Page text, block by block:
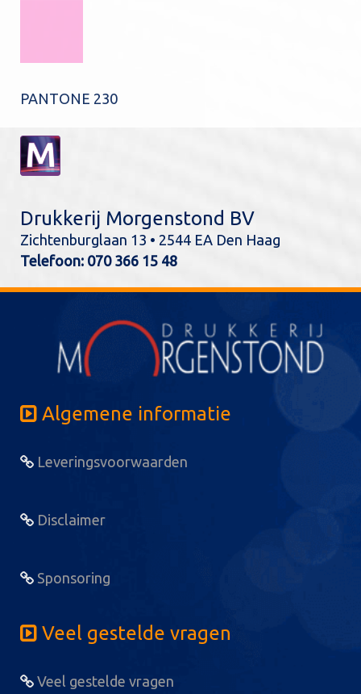
PANTONE 230
Drukkerij Morgenstond BV
Zichtenburglaan 13 • 2544 EA Den Haag
Telefoon: 070 366 15 48
Algemene informatie
Leveringsvoorwaarden
Disclaimer
Sponsoring
Veel gestelde vragen
Veel gestelde vragen